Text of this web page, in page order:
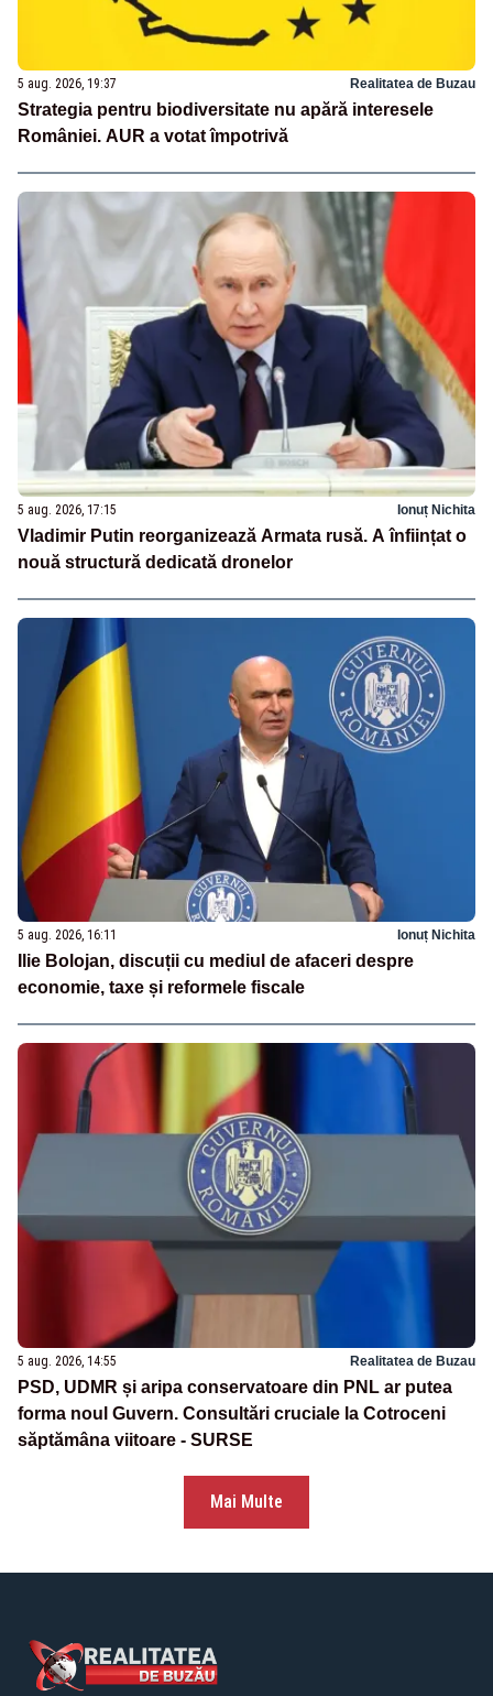
5 aug. 2026, 19:37 Realitatea de Buzau
Strategia pentru biodiversitate nu apără interesele
României. AUR a votat împotrivă
5 aug. 2026, 17:15 Ionuț Nichita
Vladimir Putin reorganizează Armata rusă. A înființat o
nouă structură dedicată dronelor
5 aug. 2026, 16:11 Ionuț Nichita
Ilie Bolojan, discuții cu mediul de afaceri despre
economie, taxe și reformele fiscale
5 aug. 2026, 14:55 Realitatea de Buzau
PSD, UDMR și aripa conservatoare din PNL ar putea
forma noul Guvern. Consultări cruciale la Cotroceni
săptămâna viitoare - SURSE
Mai Multe